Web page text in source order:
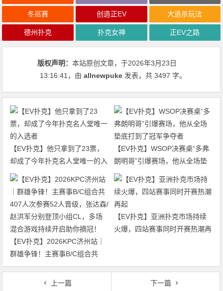
冬巡赛 创造正EV 大逃杀玩法
德州扑克 扑克女神 正EV之路
版权声明：本站原创文章，于2026年3月23日
13:16:41 ，由allnewpuke 发表，共 3497 字。
【EV扑克】他只拿到了23票，
却成了今年扑克名人堂唯一的入
选者
【EV扑克】WSOP决赛桌“多弗
朗明哥”引爆赛场，他从全场垫
底打到了冠军争夺者
【EV扑克】2026KPC济州站｜
群雄争锋！主赛事B/C组合共
407人次参赛52人晋级，张达森/
赵洪军分别登顶小组CL，多场
【EV扑克】亚洲扑克市场持续
火爆，四站赛事同时开赛热潮再
上一篇 下一篇